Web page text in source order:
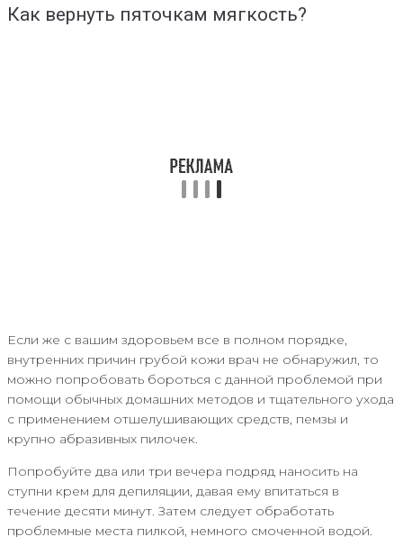
Как вернуть пяточкам мягкость?
Если же с вашим здоровьем все в полном порядке,
внутренних причин грубой кожи врач не обнаружил, то
можно попробовать бороться с данной проблемой при
помощи обычных домашних методов и тщательного ухода
с применением отшелушивающих средств, пемзы и
крупно абразивных пилочек.
Попробуйте два или три вечера подряд наносить на
ступни крем для депиляции, давая ему впитаться в
течение десяти минут. Затем следует обработать
проблемные места пилкой, немного смоченной водой.